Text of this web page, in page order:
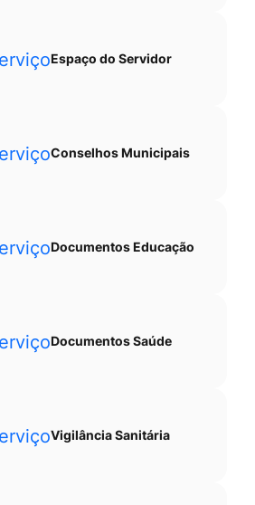
Espaço do Servidor
Conselhos Municipais
Documentos Educação
Documentos Saúde
Vigilância Sanitária